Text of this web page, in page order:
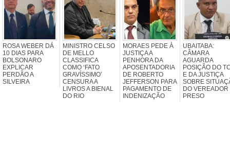
ROSA WEBER DÁ
10 DIAS PARA
BOLSONARO
EXPLICAR
PERDÃO A
SILVEIRA
MINISTRO CELSO
DE MELLO
CLASSIFICA
COMO ‘FATO
GRAVÍSSIMO’
CENSURA A
LIVROS A BIENAL
DO RIO
MORAES PEDE À
JUSTIÇA A
PENHORA DA
APOSENTADORIA
DE ROBERTO
JEFFERSON PARA
PAGAMENTO DE
INDENIZAÇÃO
UBAITABA:
CÂMARA
AGUARDA
POSIÇÃO DO
E DA JUSTIÇA
SOBRE
DO VEREADOR
PRESO